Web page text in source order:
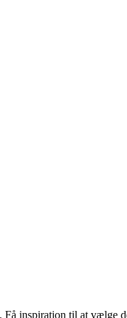
inspiration til at vælge